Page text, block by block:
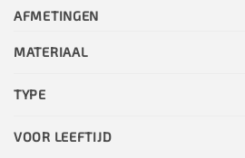
AFMETINGEN
MATERIAAL
TYPE
VOOR LEEFTIJD